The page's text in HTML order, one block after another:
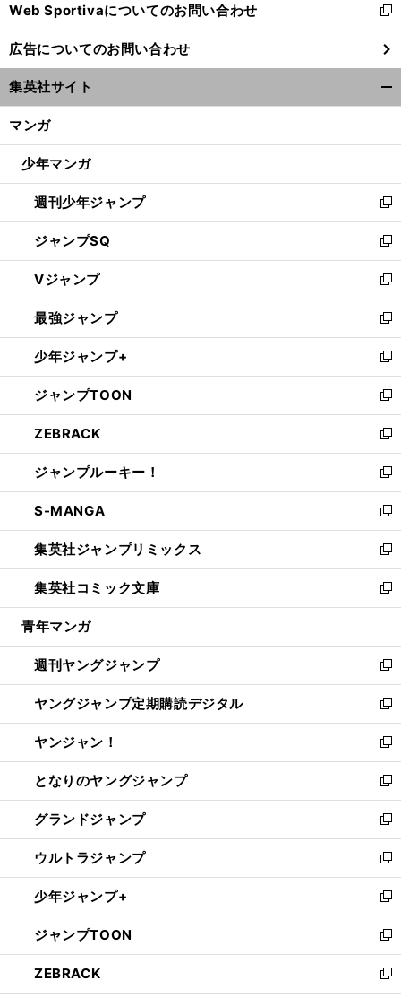
く
Web Sportivaについてのお問い合わせ
新
し
い
ウ
ィ
ン
ウ
開
く
広告についてのお問い合わせ
集英社サイト
マンガ
少年マンガ
週刊少年ジャンプ
新
し
い
ウ
ィ
ン
ド
ウ
で
開
く
ジャンプSQ
新
し
い
ウ
ィ
ン
ド
ウ
で
開
く
Vジャンプ
新
し
い
ウ
ィ
ン
ド
ウ
で
開
く
最強ジャンプ
新
し
い
ウ
ィ
ン
ド
ウ
で
開
く
少年ジャンプ+
新
し
い
ウ
ィ
ン
ド
ウ
で
開
く
ジャンプTOON
新
し
い
ウ
ィ
ン
ド
ウ
で
開
く
ZEBRACK
新
し
い
ウ
ィ
ン
ド
ウ
で
開
ジャンプルーキー！
新
し
い
ウ
ィ
ン
ド
ウ
開
く
S-MANGA
新
し
い
ウ
ィ
ン
ウ
で
開
く
集英社ジャンプリミックス
新
し
い
ウ
ン
ド
ウ
で
開
く
集英社コミック文庫
新
し
ウ
ィ
ン
ド
ウ
で
開
く
青年マンガ
週刊ヤングジャンプ
新
し
い
ウ
ィ
ン
ド
ウ
で
開
く
ヤングジャンプ定期購読デジタル
新
し
い
ウ
ィ
ン
ド
ウ
で
開
く
ヤンジャン！
新
し
い
ウ
ィ
ン
ド
ウ
で
開
く
となりのヤングジャンプ
新
し
い
ウ
ィ
ン
ド
ウ
で
開
く
グランドジャンプ
新
し
い
ウ
ィ
ン
ド
ウ
で
開
ウルトラジャンプ
新
し
い
ウ
ィ
ン
ド
ウ
少年ジャンプ+
新
し
い
ウ
ィ
ン
ジャンプTOON
新
し
い
ZEBRACK
新